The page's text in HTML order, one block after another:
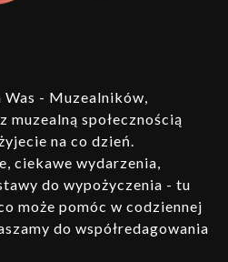
- Muzealników,
muzealną społecznością
na co dzień.
ciekawe wydarzenia,
do wypożyczenia - tu
może pomóc w codziennej
do współredagowania